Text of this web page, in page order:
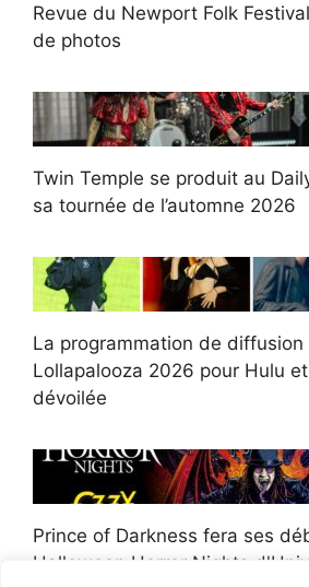
Revue du Newport Folk
de photos
Twin Temple se produit au
sa tournée de l’automne 2026
La programmation de
Lollapalooza 2026 pour Hulu
dévoilée
Prince of Darkness fera ses
Halloween Horror Nights